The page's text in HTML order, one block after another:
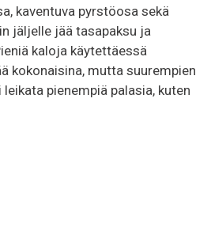
kaventuva pyrstöosa sekä
jäljelle jää tasapaksu ja
kaloja käytettäessä
kokonaisina, mutta suurempien
pienempiä palasia, kuten